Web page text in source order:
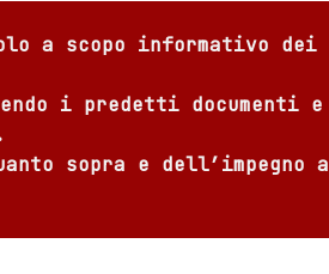
a scopo informativo dei
i predetti documenti e
sopra e dell’impegno a